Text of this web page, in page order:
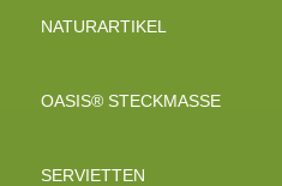
NATURARTIKEL
OASIS® STECKMASSE
SERVIETTEN